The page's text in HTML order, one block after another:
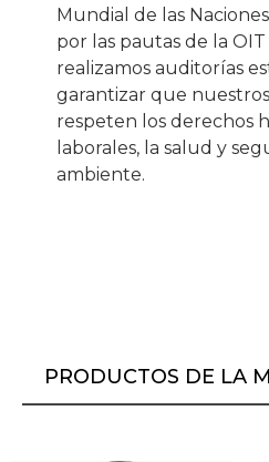
Mundial de las
por las pautas de la OIT
realizamos auditorías
garantizar que
respeten los derechos
laborales, la salud y
ambiente.
PRODUCTOS DE LA